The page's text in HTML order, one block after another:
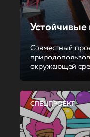
Совместный
окружающей
СПЕЦПРОЕКТ